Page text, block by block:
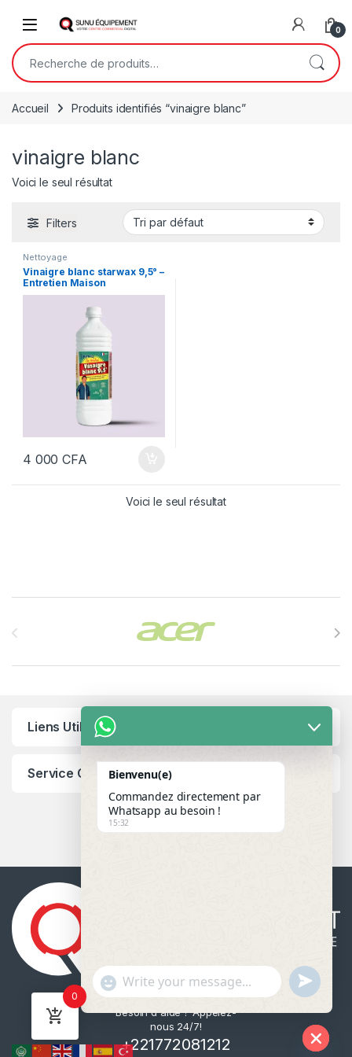
Open 0
Recherche pour :
Accueil Produits identifiés “vinaigre blanc”
vinaigre blanc
Voici le seul résultat
Filters
Nettoyage
Vinaigre blanc starwax 9,5° –
Entretien Maison
4 000CFA
Voici le seul résultat
Liens Utiles
Service Client
Besoin d'aide ? Appelez-
nous 24/7!
+221772081212
0
Bienvenu(e)
Commandez directement par
Whatsapp au besoin !
15:32
"
+
c
a
WhatsApp Message
u
n
d